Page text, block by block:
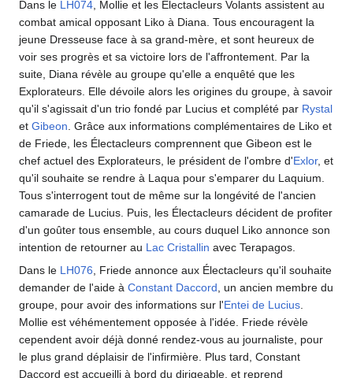
Dans le LH074, Mollie et les Électacleurs Volants assistent au
combat amical opposant Liko à Diana. Tous encouragent la
jeune Dresseuse face à sa grand-mère, et sont heureux de
voir ses progrès et sa victoire lors de l'affrontement. Par la
suite, Diana révèle au groupe qu'elle a enquêté que les
Explorateurs. Elle dévoile alors les origines du groupe, à savoir
qu'il s'agissait d'un trio fondé par Lucius et complété par Rystal
et Gibeon. Grâce aux informations complémentaires de Liko et
de Friede, les Électacleurs comprennent que Gibeon est le
chef actuel des Explorateurs, le président de l'ombre d'Exlor, et
qu'il souhaite se rendre à Laqua pour s'emparer du Laquium.
Tous s'interrogent tout de même sur la longévité de l'ancien
camarade de Lucius. Puis, les Électacleurs décident de profiter
d'un goûter tous ensemble, au cours duquel Liko annonce son
intention de retourner au Lac Cristallin avec Terapagos.
Dans le LH076, Friede annonce aux Électacleurs qu'il souhaite
demander de l'aide à Constant Daccord, un ancien membre du
groupe, pour avoir des informations sur l'Entei de Lucius.
Mollie est véhémentement opposée à l'idée. Friede révèle
cependent avoir déjà donné rendez-vous au journaliste, pour
le plus grand déplaisir de l'infirmière. Plus tard, Constant
Daccord est accueilli à bord du dirigeable, et reprend